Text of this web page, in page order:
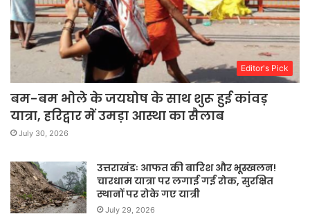
Editor's Pick
बम-बम भोले के जयघोष के साथ शुरू हुई कांवड़
यात्रा, हरिद्वार में उमड़ा आस्था का सैलाब
July 30, 2026
उत्तराखंडः आफत की बारिश और भूस्खलन!
चारधाम यात्रा पर लगाई गई रोक, सुरक्षित
स्थानों पर रोके गए यात्री
July 29, 2026